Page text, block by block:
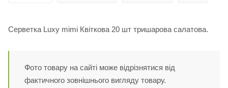
Серветка Luxy mimi Квіткова 20 шт тришарова салатова.
Фото товару на сайті може відрізнятися від
фактичного зовнішнього вигляду товару.